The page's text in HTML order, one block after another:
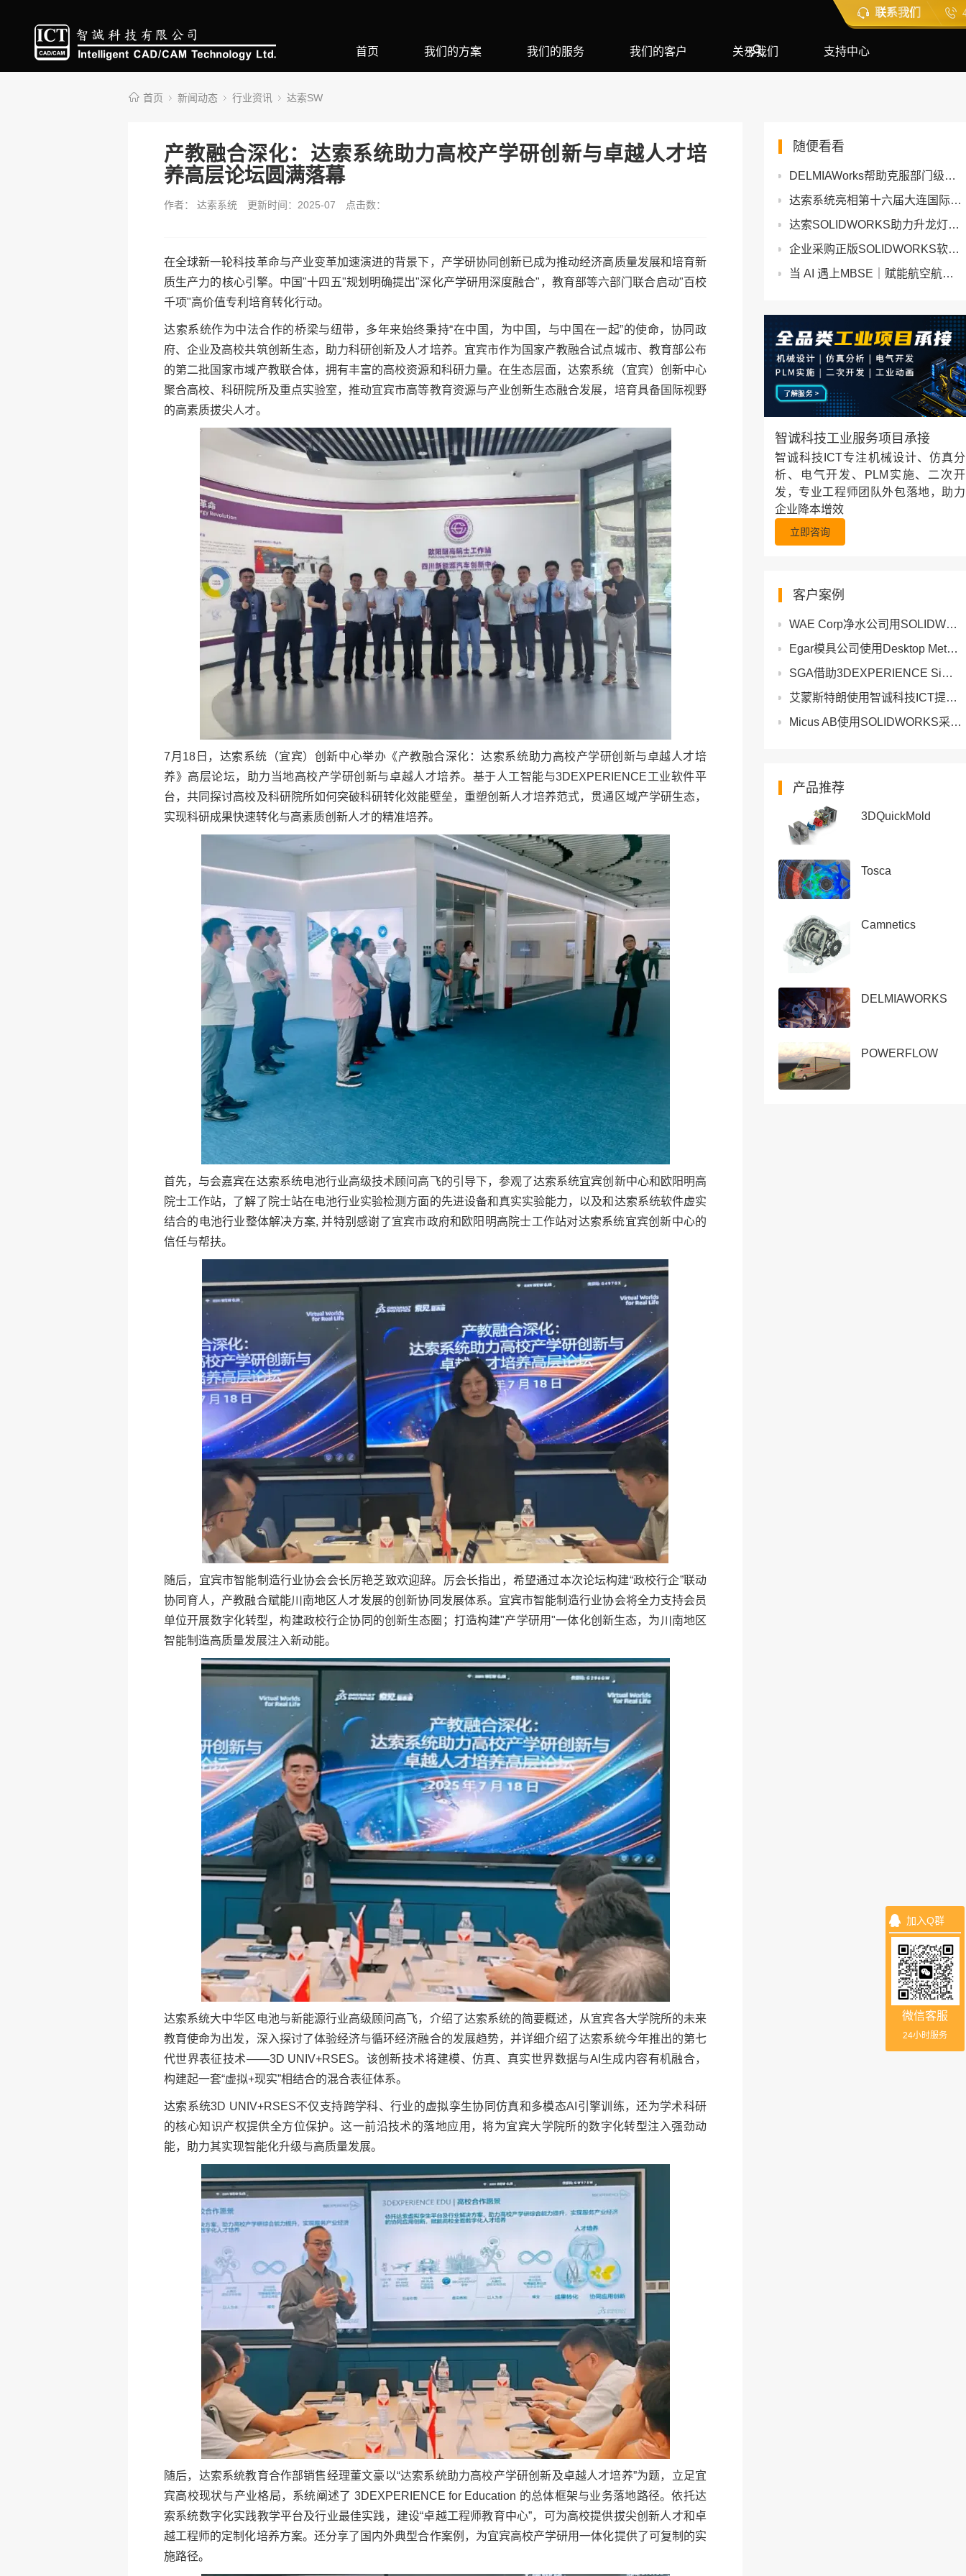
联系我们
首页 我们的方案 我们的服务 我们的客户 关于我们 支持中心
首页 新闻动态 行业资讯 达索SW
产教融合深化：达索系统助力高校产学研创新与卓越人才培
养高层论坛圆满落幕
作者： 达索系统 更新时间：2025-07 点击数：
在全球新一轮科技革命与产业变革加速演进的背景下，产学研协同创新已成为推动经济高质量发展和培育新
质生产力的核心引擎。中国"十四五"规划明确提出"深化产学研用深度融合"，教育部等六部门联合启动"百校
千项"高价值专利培育转化行动。
达索系统作为中法合作的桥梁与纽带，多年来始终秉持“在中国，为中国，与中国在一起”的使命，协同政
府、企业及高校共筑创新生态，助力科研创新及人才培养。宜宾市作为国家产教融合试点城市、教育部公布
的第二批国家市域产教联合体，拥有丰富的高校资源和科研力量。在生态层面，达索系统（宜宾）创新中心
聚合高校、科研院所及重点实验室，推动宜宾市高等教育资源与产业创新生态融合发展，培育具备国际视野
的高素质拔尖人才。
7月18日，达索系统（宜宾）创新中心举办《产教融合深化：达索系统助力高校产学研创新与卓越人才培
养》高层论坛，助力当地高校产学研创新与卓越人才培养。基于人工智能与3DEXPERIENCE工业软件平
台，共同探讨高校及科研院所如何突破科研转化效能壁垒，重塑创新人才培养范式，贯通区域产学研生态，
实现科研成果快速转化与高素质创新人才的精准培养。
首先，与会嘉宾在达索系统电池行业高级技术顾问高飞的引导下，参观了达索系统宜宾创新中心和欧阳明高
院士工作站，了解了院士站在电池行业实验检测方面的先进设备和真实实验能力，以及和达索系统软件虚实
结合的电池行业整体解决方案, 并特别感谢了宜宾市政府和欧阳明高院士工作站对达索系统宜宾创新中心的
信任与帮扶。
随后，宜宾市智能制造行业协会会长厉艳芝致欢迎辞。厉会长指出，希望通过本次论坛构建“政校行企”联动
协同育人，产教融合赋能川南地区人才发展的创新协同发展体系。宜宾市智能制造行业协会将全力支持会员
单位开展数字化转型，构建政校行企协同的创新生态圈；打造构建"产学研用"一体化创新生态，为川南地区
智能制造高质量发展注入新动能。
达索系统大中华区电池与新能源行业高级顾问高飞，介绍了达索系统的简要概述，从宜宾各大学院所的未来
教育使命为出发，深入探讨了体验经济与循环经济融合的发展趋势，并详细介绍了达索系统今年推出的第七
代世界表征技术——3D UNIV+RSES。该创新技术将建模、仿真、真实世界数据与AI生成内容有机融合，
构建起一套“虚拟+现实”相结合的混合表征体系。
达索系统3D UNIV+RSES不仅支持跨学科、行业的虚拟孪生协同仿真和多模态AI引擎训练，还为学术科研
的核心知识产权提供全方位保护。这一前沿技术的落地应用，将为宜宾大学院所的数字化转型注入强劲动
能，助力其实现智能化升级与高质量发展。
随后，达索系统教育合作部销售经理董文豪以“达索系统助力高校产学研创新及卓越人才培养”为题，立足宜
宾高校现状与产业格局，系统阐述了 3DEXPERIENCE for Education 的总体框架与业务落地路径。依托达
索系统数字化实践教学平台及行业最佳实践，建设“卓越工程师教育中心”，可为高校提供拔尖创新人才和卓
越工程师的定制化培养方案。还分享了国内外典型合作案例，为宜宾高校产学研用一体化提供了可复制的实
施路径。
随便看看
DELMIAWorks帮助克服部门级数据孤岛的障碍问题
达索系统亮相第十六届大连国际海事展览会
达索SOLIDWORKS助力升龙灯光公司实现研发效能的惊人飞跃
企业采购正版SOLIDWORKS软件：与代理商如何谈判获得优惠价格？
当 AI 遇上MBSE｜赋能航空航天与汽车行业
智诚科技工业服务项目承接
智诚科技ICT专注机械设计、仿真分
析、电气开发、PLM实施、二次开
发，专业工程师团队外包落地，助力
企业降本增效
立即咨询
客户案例
WAE Corp净水公司用SOLIDWORKS和3DEXPERIENCE Works将设计周期缩短70%
Egar模具公司使用Desktop Metal快速生产定制模具原型
SGA借助3DEXPERIENCE Simulation缩短交付时间并减少了原型数量
艾蒙斯特朗使用智诚科技ICT提供的SOLIDWORKS软件节省大量成本
Micus AB使用SOLIDWORKS采用创新的铝碳纤维开发出MICU担架
产品推荐
3DQuickMold
Tosca
Camnetics
DELMIAWORKS
POWERFLOW
加入Q群
微信客服
24小时服务